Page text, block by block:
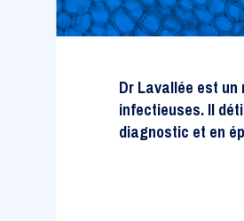
Recherche évaluative
Dr Lavallée est
infectieuses. Il
diagnostic et en